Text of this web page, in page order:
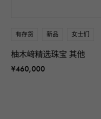
有存货 新品 女士们
柚木﨑精选珠宝 其他
¥460,000